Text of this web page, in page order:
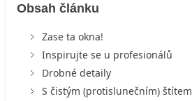
Obsah článku
Zase ta okna!
Inspirujte se u profesionálů
Drobné detaily
S čistým (protislunečním) štítem